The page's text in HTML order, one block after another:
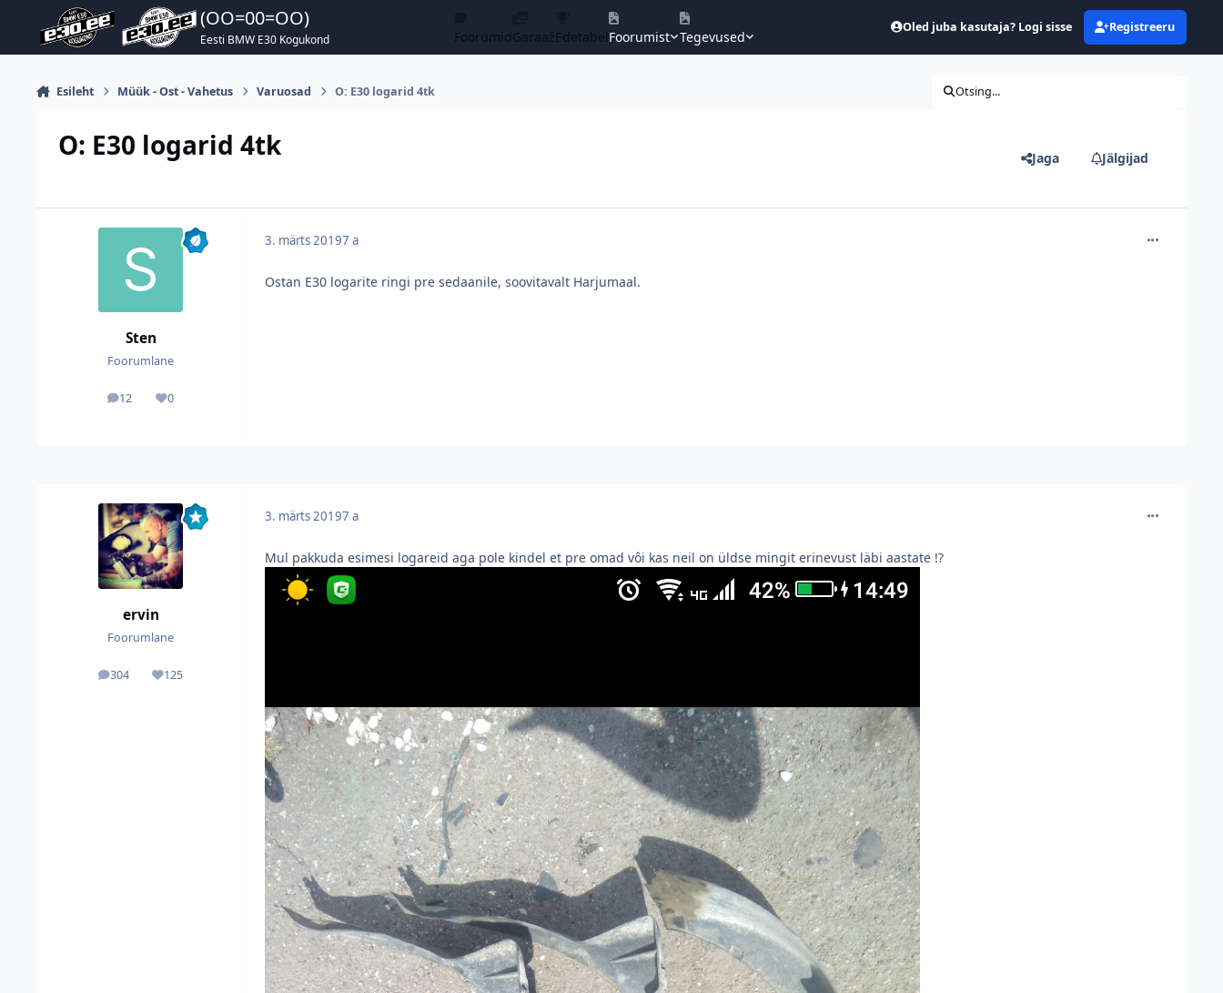
Hüppa postitusse (OO=00=OO)
Eesti BMW E30 Kogukond FoorumidGaraažEdetabelFoorumist Tegevused
Oled juba kasutaja? Logi sisse Registreeru
Esileht Müük - Ost - Vahetus Varuosad O: E30 logarid 4tk Otsing...
O: E30 logarid 4tk Jaga Jälgijad
Sten
Foorumlane
12
postitused
0
Reputatsioon
3. märts 20197 a
Ostan E30 logarite ringi pre sedaanile, soovitavalt Harjumaal.
ervin
Foorumlane
304
postitused125
Reputatsioon
3. märts 20197 a
Mul pakkuda esimesi logareid aga pole kindel et pre omad vôi kas neil on üldse mingit erinevust läbi aastate !?